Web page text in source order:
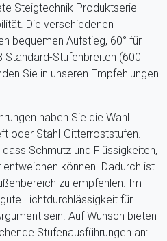
Steigtechnik Produktserie
Die verschiedenen
bequemen Aufstieg, 60° für
Standard-Stufenbreiten (600
Sie in unseren Empfehlungen
haben Sie die Wahl
oder Stahl-Gitterroststufen.
Schmutz und Flüssigkeiten,
können. Dadurch ist
zu empfehlen. Im
Lichtdurchlässigkeit für
sein. Auf Wunsch bieten
Stufenausführungen an: